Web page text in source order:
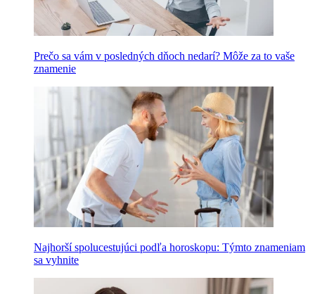
Prečo sa vám v posledných dňoch nedarí? Môže za to vaše
znamenie
Najhorší spolucestujúci podľa horoskopu: Týmto znameniam
sa vyhnite